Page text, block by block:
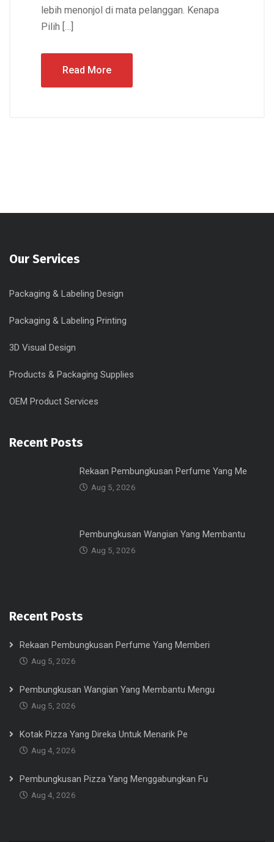
lebih menonjol di mata pelanggan. Kenapa
Pilih […]
Read More
Our Services
Packaging & Labeling Design
Packaging & Labeling Printing
3D Visual Design
Products & Packaging Supplies
OEM Product Services
Recent Posts
Rekaan Pembungkusan Perfume Yang Me
Aug 5, 2026
Pembungkusan Wangian Yang Membantu
Aug 5, 2026
Recent Posts
Rekaan Pembungkusan Perfume Yang Memberi
Aug 5, 2026
Pembungkusan Wangian Yang Membantu Mengu
Aug 5, 2026
Kotak Pizza Yang Direka Untuk Menarik Pe
Aug 4, 2026
Pembungkusan Pizza Yang Menggabungkan Fu
Aug 4, 2026